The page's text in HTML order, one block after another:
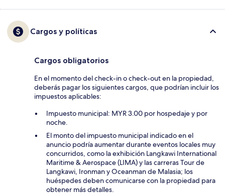
Cargos y políticas
Cargos obligatorios
En el momento del check-in o check-out en la propiedad,
deberás pagar los siguientes cargos, que podrían incluir los
impuestos aplicables:
Impuesto municipal: MYR 3.00 por hospedaje y por
noche.
El monto del impuesto municipal indicado en el
anuncio podría aumentar durante eventos locales muy
concurridos, como la exhibición Langkawi International
Maritime & Aerospace (LIMA) y las carreras Tour de
Langkawi, Ironman y Oceanman de Malasia; los
huéspedes deben comunicarse con la propiedad para
obtener más detalles.